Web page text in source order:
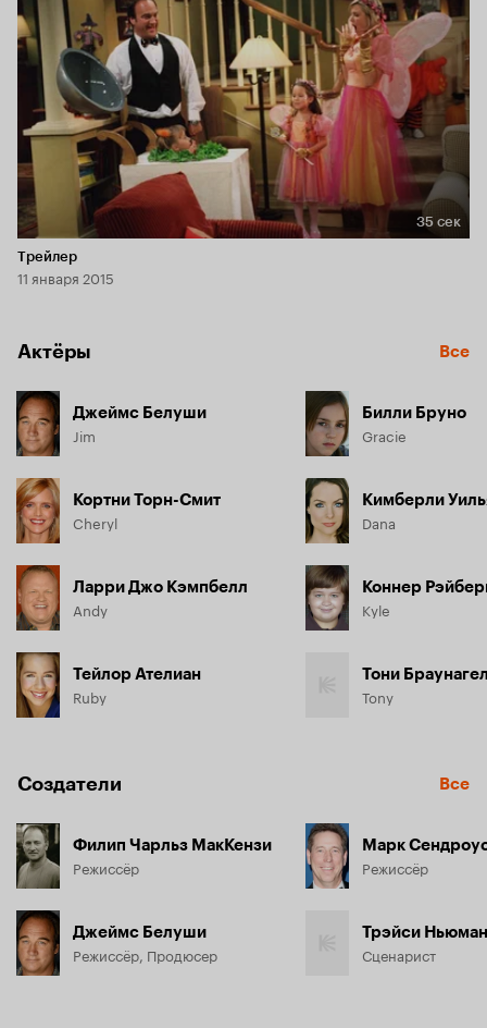
Длительность 35 сек
35 сек
Трейлер
11 января 2015
Актёры Все
Джеймс Белуши
Jim
Кортни Торн-Смит
Cheryl
Ларри Джо Кэмпбелл
Andy
Тейлор Ателиан
Ruby
Билли Бруно
Gracie
Dana
Коннер
Kyle
Тони
Tony
Создатели Все
Филип Чарльз МакКензи
Режиссёр
Джеймс Белуши
Режиссёр, Продюсер
Марк
Режиссёр
Трэйси Ньюман
Сценарист